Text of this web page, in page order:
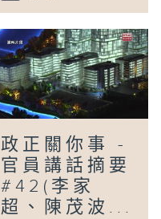
政正關你事 -
官員講話摘要
#42(李家
超、陳茂波...